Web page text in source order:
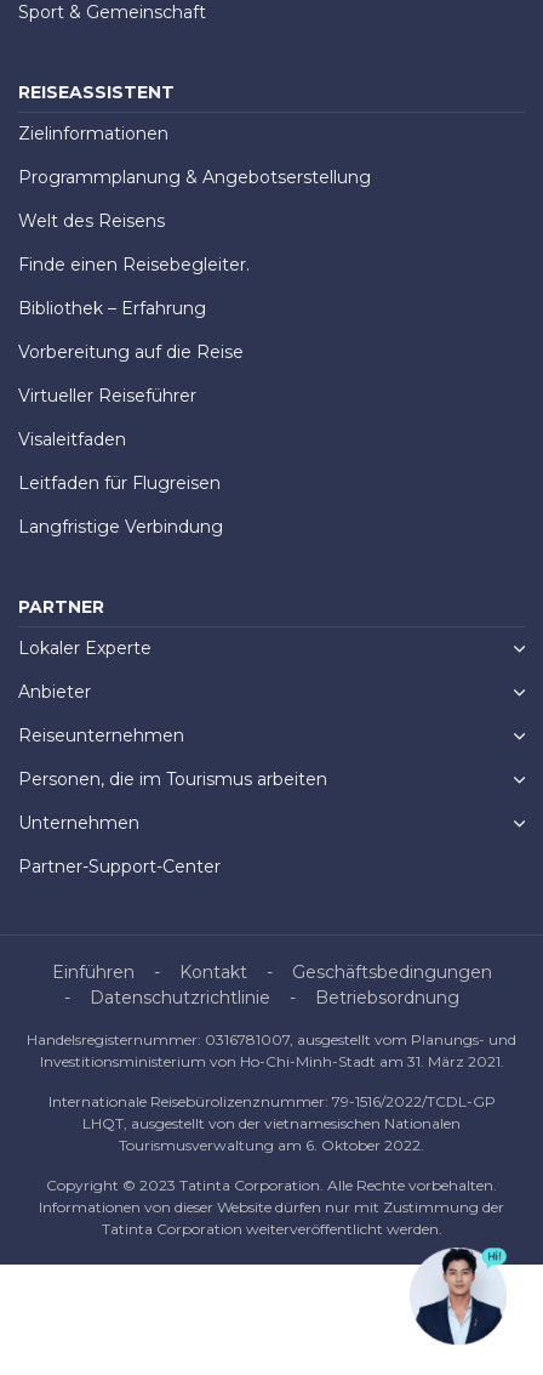
Sport & Gemeinschaft
REISEASSISTENT
Zielinformationen
Programmplanung & Angebotserstellung
Welt des Reisens
Finde einen Reisebegleiter.
Bibliothek – Erfahrung
Vorbereitung auf die Reise
Virtueller Reiseführer
Visaleitfaden
Leitfaden für Flugreisen
Langfristige Verbindung
PARTNER
Lokaler Experte
Anbieter
Reiseunternehmen
Personen, die im Tourismus arbeiten
Unternehmen
Partner-Support-Center
Einführen Kontakt
Geschäftsbedingungen
Datenschutzrichtlinie
Betriebsordnung
Handelsregisternummer: 0316781007, ausgestellt vom Planungs- und
Investitionsministerium von Ho-Chi-Minh-Stadt am 31. März 2021.
Internationale Reisebürolizenznummer: 79-1516/2022/TCDL-GP
LHQT, ausgestellt von der vietnamesischen Nationalen
Tourismusverwaltung am 6. Oktober 2022.
Copyright © 2023 Tatinta Corporation. Alle Rechte vorbehalten.
Informationen von dieser Website dürfen nur mit Zustimmung der
Tatinta Corporation weiterveröffentlicht werden.